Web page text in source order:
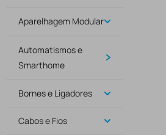
Aparelhagem Modular
Automatismos e
Smarthome
Bornes e Ligadores
Cabos e Fios